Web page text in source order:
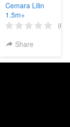
Cemara Lilin
1.5m+
(0)
Share